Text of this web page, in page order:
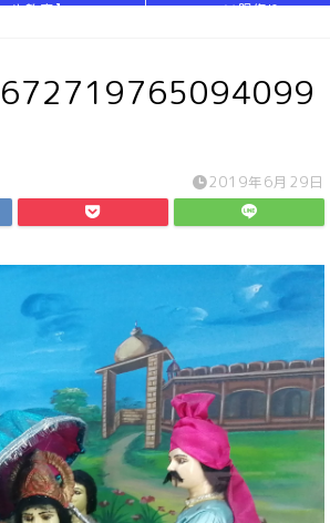
や教室】
い服作り
2019年6月29日